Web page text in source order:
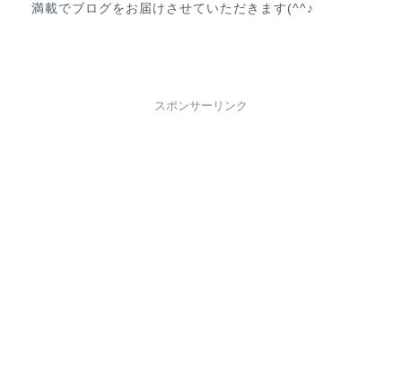
満載でブログをお届けさせていただきます(^^♪
スポンサーリンク